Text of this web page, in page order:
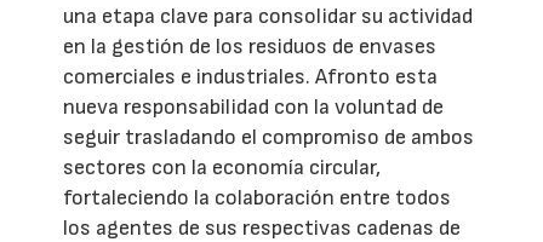
una etapa clave para consolidar su actividad
en la gestión de los residuos de envases
comerciales e industriales. Afronto esta
nueva responsabilidad con la voluntad de
seguir trasladando el compromiso de ambos
sectores con la economía circular,
fortaleciendo la colaboración entre todos
los agentes de sus respectivas cadenas de